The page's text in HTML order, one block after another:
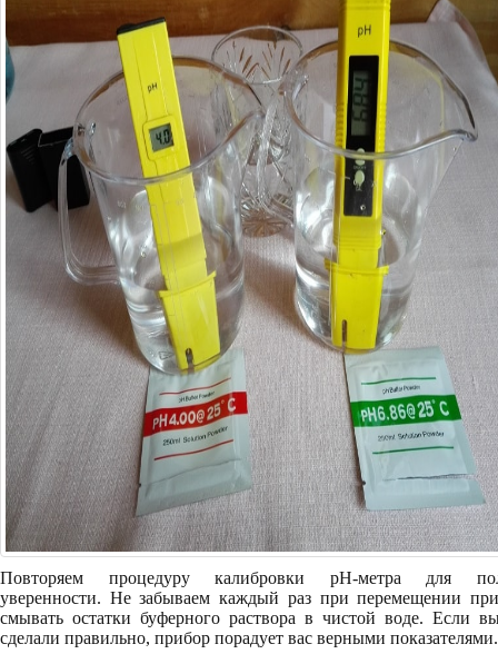
Повторяем процедуру калибровки pH-метра для
уверенности. Не забываем каждый раз при перемещении
смывать остатки буферного раствора в чистой воде. Если
сделали правильно, прибор порадует вас верными показателями.